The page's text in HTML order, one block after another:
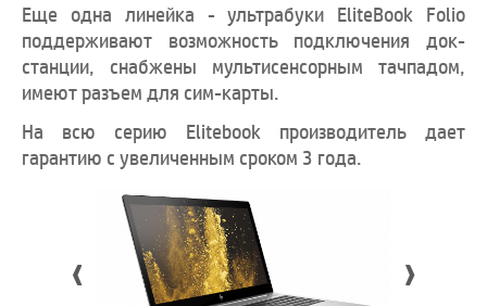
Еще одна линейка - ультрабуки EliteBook Folio
поддерживают возможность подключения док-
станции, снабжены мультисенсорным тачпадом,
имеют разъем для сим-карты.
На всю серию Elitebook производитель дает
гарантию с увеличенным сроком 3 года.
‹ ›